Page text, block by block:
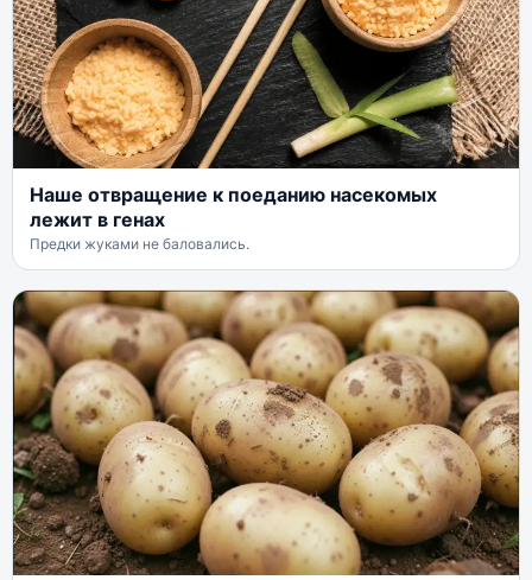
Наше отвращение к поеданию насекомых
лежит в генах
Предки жуками не баловались.